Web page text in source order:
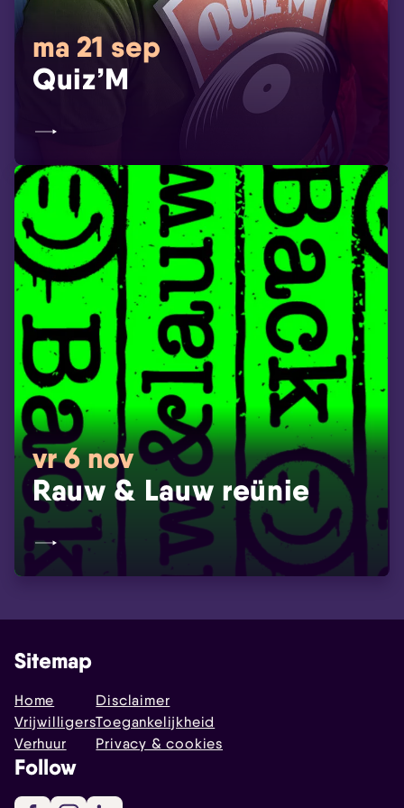
ma 21 sep
Quiz’M
vr 6 nov
Rauw & Lauw reünie
Sitemap
Home
Vrijwilligers
Verhuur
Disclaimer
Toegankelijkheid
Privacy & cookies
Follow